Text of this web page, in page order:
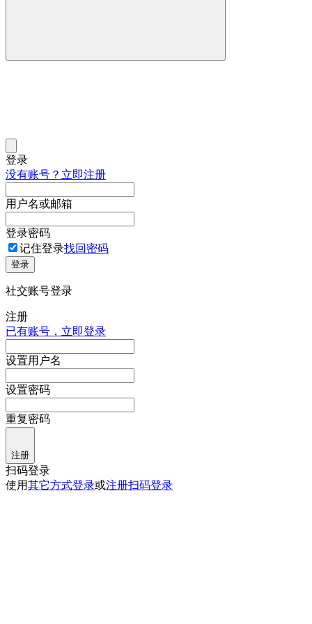
登录
没有账号？立即注册
用户名或邮箱
登录密码
记住登录找回密码
登录
社交账号登录
注册
已有账号，立即登录
设置用户名
设置密码
重复密码
注册
扫码登录
使用其它方式登录或注册扫码登录